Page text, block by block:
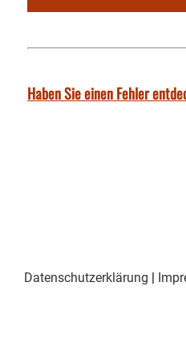
Haben Sie einen Fehler
Datenschutzerklärung |